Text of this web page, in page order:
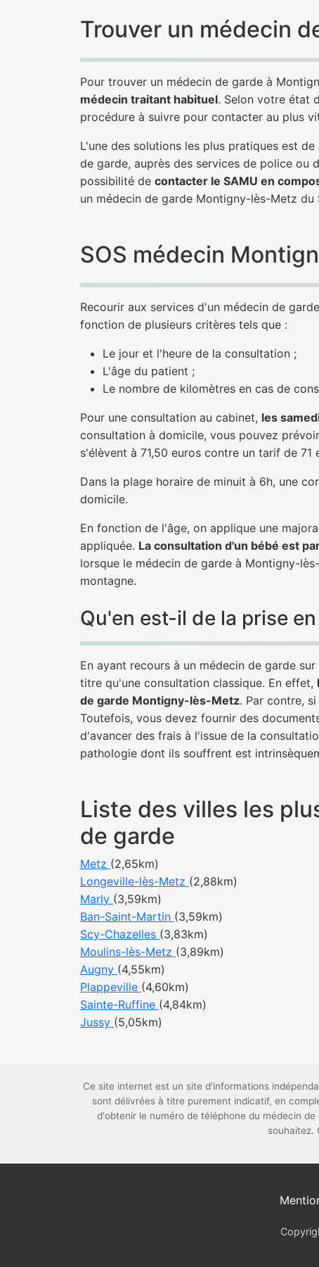
Trouver un médecin
Pour trouver un médecin de garde à
médecin traitant habituel. Selon votre état
procédure à suivre pour contacter au plus
L'une des solutions les plus pratiques est
de garde, auprès des services de police ou
possibilité de contacter le SAMU en
un médecin de garde Montigny-lès-Metz
SOS médecin
Recourir aux services d'un médecin de
fonction de plusieurs critères tels que :
Le jour et l'heure de la consultation ;
L'âge du patient ;
Le nombre de kilomètres en cas de
Pour une consultation au cabinet, les
consultation à domicile, vous pouvez
s'élèvent à 71,50 euros contre un tarif de
Dans la plage horaire de minuit à 6h, une
domicile.
En fonction de l'âge, on applique une
appliquée. La consultation d'un bébé est
lorsque le médecin de garde à Montigny-
montagne.
Qu'en est-il de la prise
En ayant recours à un médecin de garde
titre qu'une consultation classique. En effet,
de garde Montigny-lès-Metz. Par contre,
Toutefois, vous devez fournir des
d'avancer des frais à l'issue de la
pathologie dont ils souffrent est
Liste des villes les
de garde
Metz (2,65km)
Longeville-lès-Metz (2,88km)
Marly (3,59km)
Ban-Saint-Martin (3,59km)
Scy-Chazelles (3,83km)
Moulins-lès-Metz (3,89km)
Augny (4,55km)
Plappeville (4,60km)
Sainte-Ruffine (4,84km)
Jussy (5,05km)
Ce site internet est un site d'informations
sont délivrées à titre purement indicatif, en
d'obtenir le numéro de téléphone du médecin
souhaitez.